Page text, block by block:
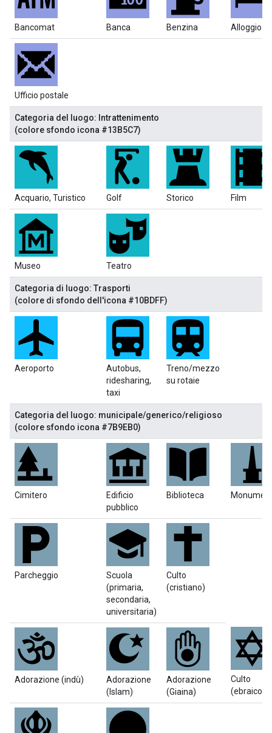
Bancomat Banca Benzina Alloggio
Ufficio postale
Categoria del luogo: Intrattenimento
(colore sfondo icona #13B5C7)
Acquario, Turistico Golf Storico Film
Museo Teatro
Categoria di luogo: Trasporti
(colore di sfondo dell'icona #10BDFF)
Aeroporto
Autobus,
ridesharing,
taxi
Treno/mezzo
su rotaie
Categoria del luogo: municipale/generico/religioso
(colore sfondo icona #7B9EB0)
Cimitero
Edificio
pubblico
Biblioteca
Parcheggio
Scuola
(primaria,
secondaria,
universitaria)
Culto
(cristiano)
Adorazione (indù)
Adorazione
(Islam)
Adorazione
(Giaina)
Culto
(ebraico)